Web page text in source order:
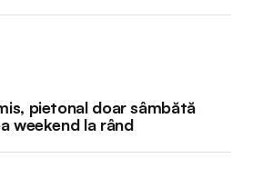
pietonal doar sâmbătă
weekend la rând